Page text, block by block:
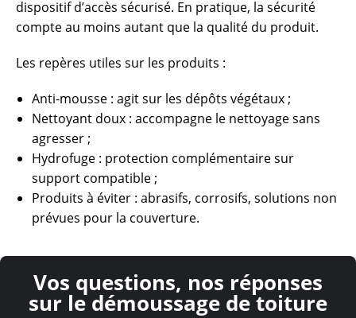
dispositif d’accès sécurisé. En pratique, la sécurité
compte au moins autant que la qualité du produit.
Les repères utiles sur les produits :
Anti-mousse : agit sur les dépôts végétaux ;
Nettoyant doux : accompagne le nettoyage sans
agresser ;
Hydrofuge : protection complémentaire sur
support compatible ;
Produits à éviter : abrasifs, corrosifs, solutions non
prévues pour la couverture.
Vos questions, nos réponses
sur le démoussage de toiture